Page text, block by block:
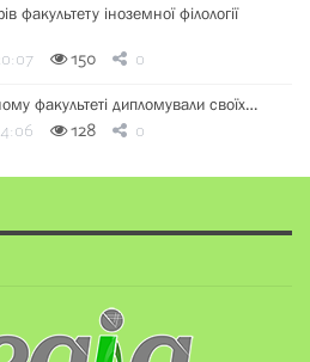
факультету іноземної філології
150 0
факультеті дипломували своїх…
128 0